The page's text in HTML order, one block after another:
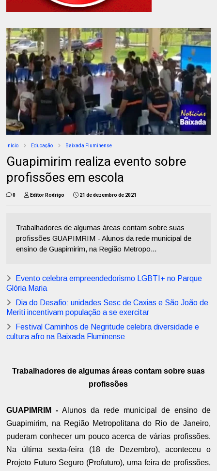
Início Educação Baixada Fluminense
Guapimirim realiza evento sobre
profissões em escola
0 Editor Rodrigo 21 de dezembro de 2021
Trabalhadores de algumas áreas contam sobre suas
profissões GUAPIMRIM - Alunos da rede municipal de
ensino de Guapimirim, na Região Metropo...
Evento celebra empreendedorismo LGBTI+ no Parque
Glória Maria
Dia do Desafio: unidades Sesc de Caxias e São João de
Meriti incentivam população a se exercitar
Festival Caminhos de Negritude celebra diversidade e
cultura afro na Baixada Fluminense
Trabalhadores de algumas áreas contam sobre suas
profissões
GUAPIMRIM - Alunos da rede municipal de ensino de
Guapimirim, na Região Metropolitana do Rio de Janeiro,
puderam conhecer um pouco acerca de várias profissões.
Na última sexta-feira (18 de Dezembro), aconteceu o
Projeto Futuro Seguro (Profuturo), uma feira de profissões,